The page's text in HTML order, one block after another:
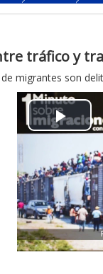
tráfico y
migrantes son
P
l
a
y
V